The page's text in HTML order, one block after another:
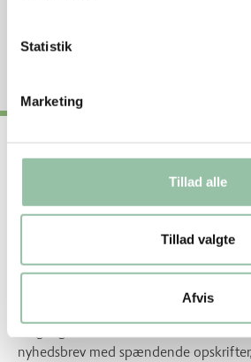
Statistik
Marketing
Tillad alle
Tillad valgte
Afvis
Nøglehulsmærket
Nyttige genveje
Om vores opskrifter
Få inspiration og lækre
nyhedsbrev med spændende